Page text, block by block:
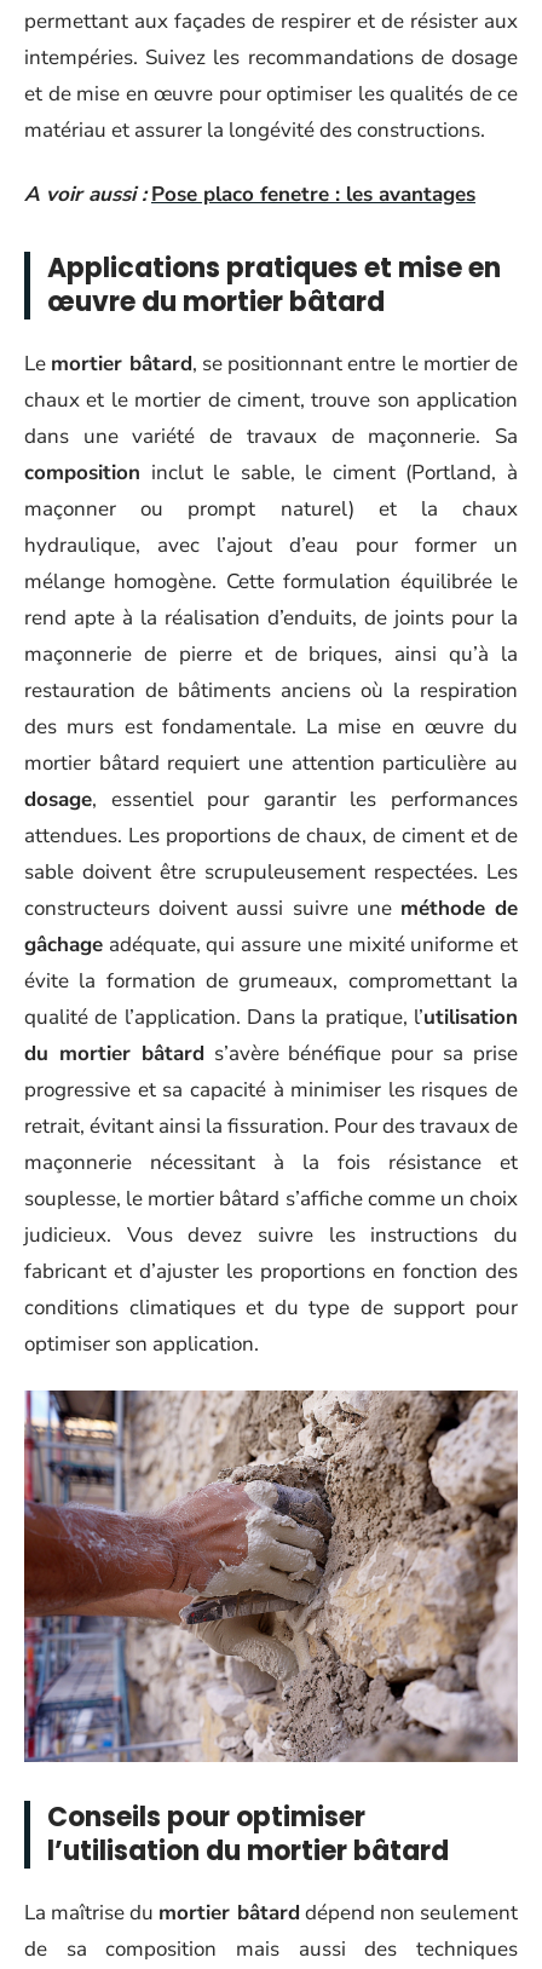
permettant aux façades de respirer et de résister aux
intempéries. Suivez les recommandations de dosage
et de mise en œuvre pour optimiser les qualités de ce
matériau et assurer la longévité des constructions.
A voir aussi : Pose placo fenetre : les avantages
Applications pratiques et mise en
œuvre du mortier bâtard
Le mortier bâtard, se positionnant entre le mortier de
chaux et le mortier de ciment, trouve son application
dans une variété de travaux de maçonnerie. Sa
composition inclut le sable, le ciment (Portland, à
maçonner ou prompt naturel) et la chaux
hydraulique, avec l’ajout d’eau pour former un
mélange homogène. Cette formulation équilibrée le
rend apte à la réalisation d’enduits, de joints pour la
maçonnerie de pierre et de briques, ainsi qu’à la
restauration de bâtiments anciens où la respiration
des murs est fondamentale. La mise en œuvre du
mortier bâtard requiert une attention particulière au
dosage, essentiel pour garantir les performances
attendues. Les proportions de chaux, de ciment et de
sable doivent être scrupuleusement respectées. Les
constructeurs doivent aussi suivre une méthode de
gâchage adéquate, qui assure une mixité uniforme et
évite la formation de grumeaux, compromettant la
qualité de l’application. Dans la pratique, l’utilisation
du mortier bâtard s’avère bénéfique pour sa prise
progressive et sa capacité à minimiser les risques de
retrait, évitant ainsi la fissuration. Pour des travaux de
maçonnerie nécessitant à la fois résistance et
souplesse, le mortier bâtard s’affiche comme un choix
judicieux. Vous devez suivre les instructions du
fabricant et d’ajuster les proportions en fonction des
conditions climatiques et du type de support pour
optimiser son application.
Conseils pour optimiser
l’utilisation du mortier bâtard
La maîtrise du mortier bâtard dépend non seulement
de sa composition mais aussi des techniques